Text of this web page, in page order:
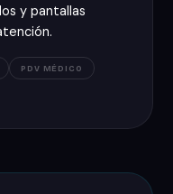
y pantallas
PDV MÉDICO